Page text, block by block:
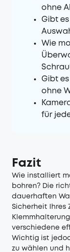
ohne
Gibt
Wie
Gibt
ohne
für
Fazit
Wie installiert
bohren? Die
dauerhaften
Sicherheit Ihres
verschiedene
Wichtig ist
zu wählen und